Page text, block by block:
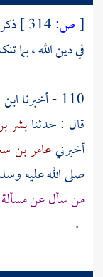
[ص:
في دين الله ، بما
110 - أخبرنا
قال : حدثنابشر
أخبرنيعامر بن
صلى الله عليه
من سأل عن مسألة
.